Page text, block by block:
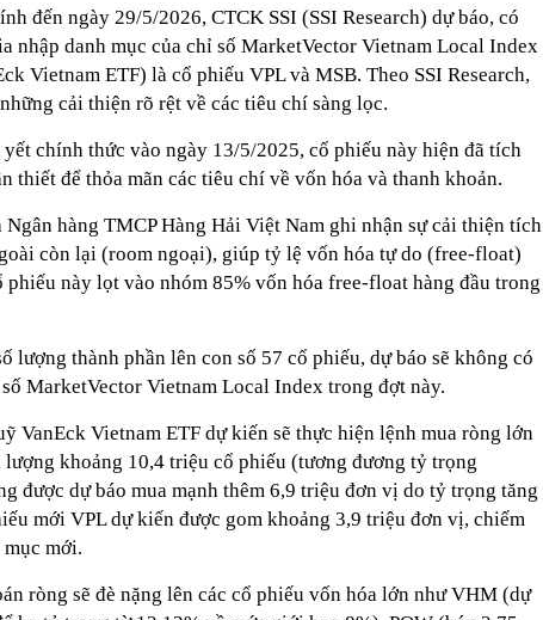
biển 29A "dính" gần 100 lần phạt nguội do chạy quá tốc độ quy
tháng 7/2026 vi phạm 21 lần
Trump bực bội vì lộ tin về kho đạn dược Mỹ
Tây: Không khí tập thể dục sáng ở Việt Nam 'có tính gây
cao'
sắp đón đợt nắng nóng mới, chấm dứt mưa dông
đến ngày 29/5/2026, CTCK SSI (SSI Research) dự báo, có
nhập danh mục của chỉ số MarketVector Vietnam Local Index
Vietnam ETF) là cổ phiếu VPL và MSB. Theo SSI Research,
cải thiện rõ rệt về các tiêu chí sàng lọc.
chính thức vào ngày 13/5/2025, cổ phiếu này hiện đã tích
thiết để thỏa mãn các tiêu chí về vốn hóa và thanh khoản.
hàng TMCP Hàng Hải Việt Nam ghi nhận sự cải thiện tích
còn lại (room ngoại), giúp tỷ lệ vốn hóa tự do (free-float)
phiếu này lọt vào nhóm 85% vốn hóa free-float hàng đầu trong
lượng thành phần lên con số 57 cổ phiếu, dự báo sẽ không có
MarketVector Vietnam Local Index trong đợt này.
VanEck Vietnam ETF dự kiến sẽ thực hiện lệnh mua ròng lớn
khoảng 10,4 triệu cổ phiếu (tương đương tỷ trọng
được dự báo mua mạnh thêm 6,9 triệu đơn vị do tỷ trọng tăng
mới VPL dự kiến được gom khoảng 3,9 triệu đơn vị, chiếm
mới.
ròng sẽ đè nặng lên các cổ phiếu vốn hóa lớn như VHM (dự